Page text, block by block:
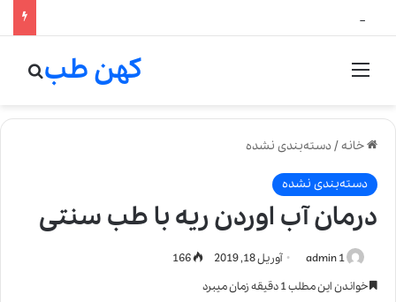
منو کهن طب
خانه/دسته‌بندی نشده
دسته‌بندی نشده
درمان آب اوردن ریه با طب سنتی
admin 1 آوریل 18, 2019
خواندن این مطلب 1 دقیقه زمان میبرد